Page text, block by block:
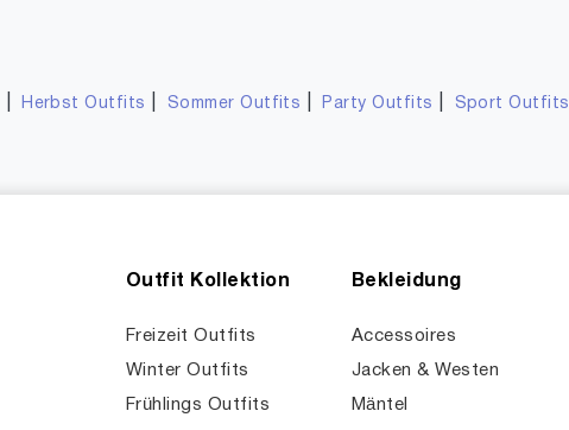
Herbst Outfits Sommer Outfits Party Outfits Sport Outfits
Outfit Kollektion
Freizeit Outfits
Winter Outfits
Frühlings Outfits
Bekleidung
Accessoires
Jacken & Westen
Mäntel